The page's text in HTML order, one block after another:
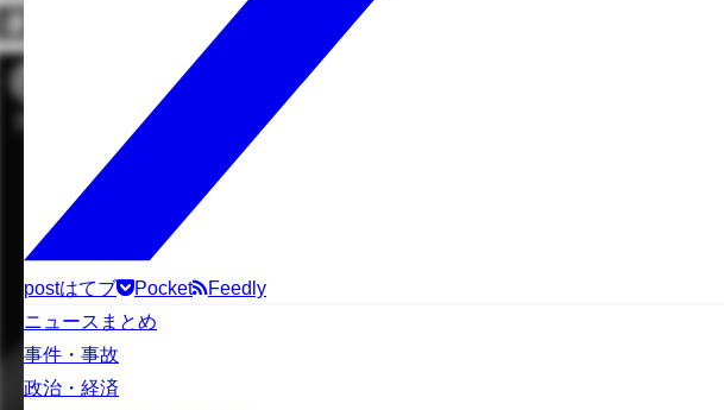
postはてブ Pocket
Feedly
ニュースまとめ
事件・事故
政治・経済